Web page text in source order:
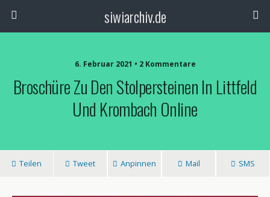
siwiarchiv.de
6. Februar 2021 • 2 Kommentare
Broschüre Zu Den Stolpersteinen In Littfeld
Und Krombach Online
Teilen Tweet Anpinnen Mail SMS